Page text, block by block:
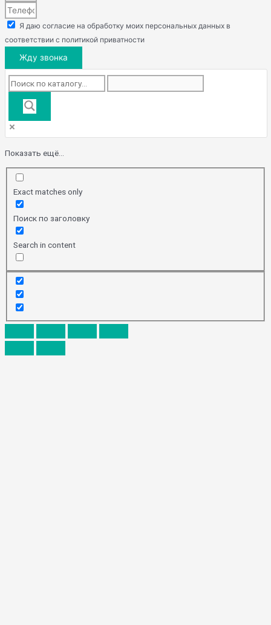
Я даю согласие на обработку моих персональных данных в
соответствии с политикой приватности
Жду звонка
Показать ещё...
Exact matches only
Поиск по заголовку
Search in content